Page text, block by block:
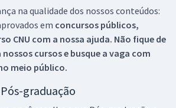
na qualidade dos nossos conteúdos:
em concursos públicos,
CNU com a nossa ajuda. Não fique de
cursos e busque a vaga com
meio público.
graduação